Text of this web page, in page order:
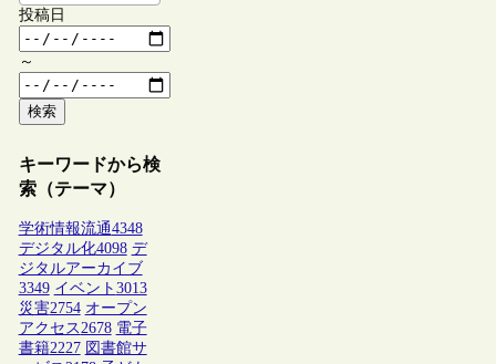
投稿日
～
検索
キーワードから検
索（テーマ）
学術情報流通4348
デジタル化4098 デ
ジタルアーカイブ
3349 イベント 3013
災害2754 オープン
アクセス2678 電子
書籍2227 図書館サ